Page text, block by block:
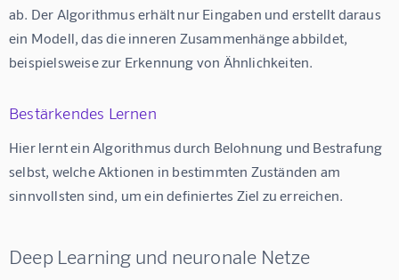
ab. Der Algorithmus erhält nur Eingaben und erstellt daraus
ein Modell, das die inneren Zusammenhänge abbildet,
beispielsweise zur Erkennung von Ähnlichkeiten.
Bestärkendes Lernen
Hier lernt ein Algorithmus durch Belohnung und Bestrafung
selbst, welche Aktionen in bestimmten Zuständen am
sinnvollsten sind, um ein definiertes Ziel zu erreichen.
Deep Learning und neuronale Netze